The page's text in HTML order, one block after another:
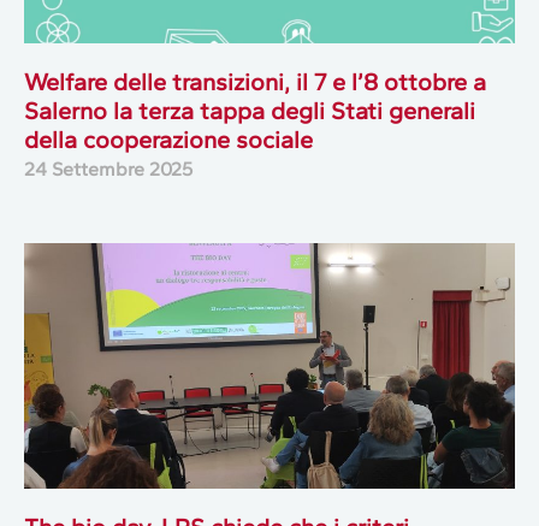
Welfare delle transizioni, il 7 e l’8 ottobre a
Salerno la terza tappa degli Stati generali
della cooperazione sociale
24 Settembre 2025